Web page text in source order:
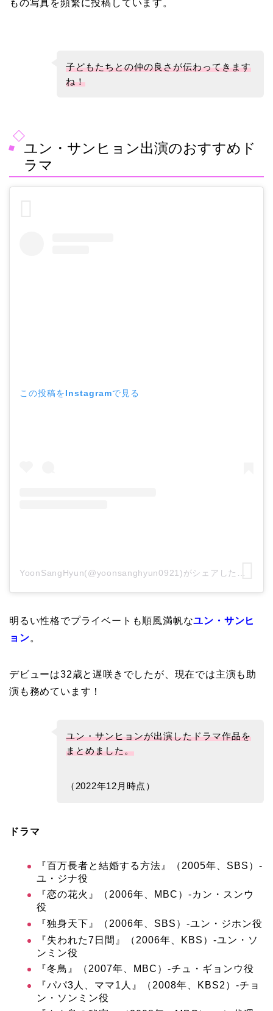
もの写真を頻繁に投稿しています。
子どもたちとの仲の良さが伝わってきます
ね！
ユン・サンヒョン出演のおすすめド
ラマ
この投稿をInstagramで見る
YoonSangHyun(@yoonsanghyun0921)がシェアした投稿
明るい性格でプライベートも順風満帆なユン・サンヒ
ョン。
デビューは32歳と遅咲きでしたが、 現在では主演も助
演も務めています！
ユン・サンヒョンが出演したドラマ作品を
まとめました。
（2022年12月時点）
ドラマ
『百万長者と結婚する方法』（2005年、SBS）‐
ユ・ジナ役
『恋の花火』（2006年、MBC）‐カン・スンウ
役
『独身天下』（2006年、SBS）‐ユン・ジホン役
『失われた7日間』（2006年、KBS）‐ユン・ソ
ンミン役
『冬鳥』（2007年、MBC）‐チュ・ギョンウ役
『パパ3人、ママ1人』（2008年、KBS2）‐チョ
ン・ソンミン役